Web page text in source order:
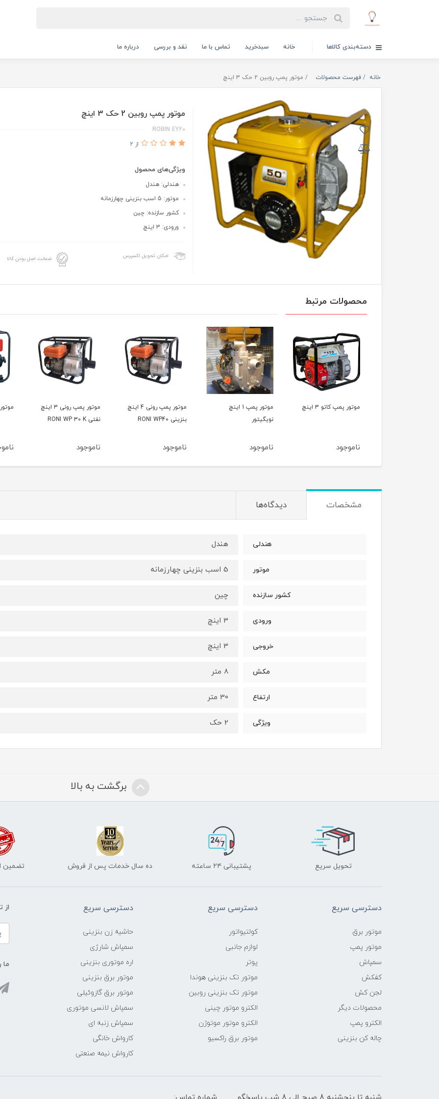
دسته‌بندی کالاها خانه سبدخرید تماس با ما نقد و بررسی درباره ما
خانه فهرست محصولات موتور پمپ روبین 2 حک 3 اینچ
موتور پمپ روبین 2 حک 3 اینچ
ROBIN EY20
از 2
ویژگی‌های محصول
هندلی: هندل
موتور: 5 اسب بنزینی چهارزمانه
کشور سازنده: چین
ورودی: 3 اینچ
امکان تحویل اکسپرس ضمانت اصل بودن کالا
محصولات مرتبط
موتور پمپ 1 اینچ
ناموجود
بنزینی RONI WP40
ناموجود
موتور پمپ رونی 3 اینچ
نفتی RONI WP 30 K
ناموجود
موتور پمپ کاما 4 اینچ
ناموجود
موتور
مشخصات دیدگاه‌ها
هندلی هندل
موتور 5 اسب بنزینی چهارزمانه
کشور سازنده چین
ورودی 3 اینچ
خروجی 3 اینچ
مکش 8 متر
ارتفاع 30 متر
ویژگی 2 حک
برگشت به بالا
تحویل سریع پشتیبانی ۲۴ ساعته ده سال خدمات پس از فروش تضمین
دسترسی سریع
موتور برق
موتور پمپ
سمپاش
کفکش
لجن کش
محصولات دیگر
الکترو پمپ
چاله کن بنزینی
دسترسی سریع
کولتیواتور
لوازم جانبی
پوتر
موتور تک بنزینی هوندا
موتور تک بنزینی روبین
الکترو موتور چینی
الکترو موتور موتوژن
موتور برق راکسیو
دسترسی سریع
حاشیه زن بنزینی
سمپاش شارژی
اره موتوری بنزینی
موتور برق بنزینی
موتور برق گازوئیلی
سمپاش لانسی موتوری
سمپاش زنبه ای
کارواش خانگی
کارواش نیمه صنعتی
از
ما